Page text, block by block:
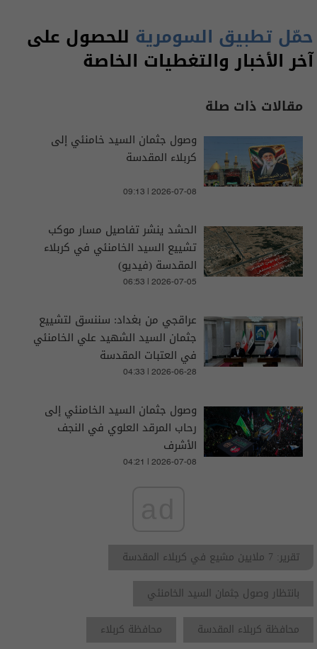
حمّل تطبيق السومرية للحصول على
آخر الأخبار والتغطيات الخاصة
مقالات ذات صلة
وصول جثمان السيد خامنئي إلى
كربلاء المقدسة
09:13 | 2026-07-08
الحشد ينشر تفاصيل مسار موكب
تشييع السيد الخامنئي في كربلاء
المقدسة (فيديو)
06:53 | 2026-07-05
عراقجي من بغداد: سننسق لتشييع
جثمان السيد الشهيد علي الخامنئي
في العتبات المقدسة
04:33 | 2026-06-28
وصول جثمان السيد الخامنئي إلى
رحاب المرقد العلوي في النجف
الأشرف
04:21 | 2026-07-08
تقرير: 7 ملايين مشيع في كربلاء المقدسة
بانتظار وصول جثمان السيد الخامنئي
محافظة كربلاء المقدسة
محافظة كربلاء